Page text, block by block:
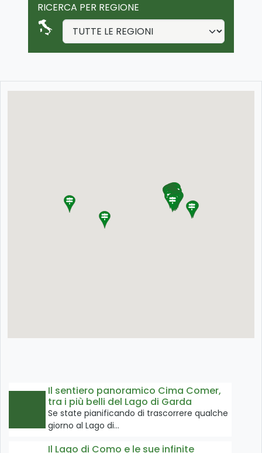
RICERCA PER REGIONE
Il sentiero panoramico Cima Comer,
tra i più belli del Lago di Garda
Se state pianificando di trascorrere qualche
giorno al Lago di…
Il Lago di Como e le sue infinite